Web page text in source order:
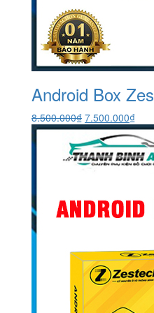
Android Box
8.500.000₫ Giá
gốc
là:
8.500.000₫.
7.500.000₫Giá
hiện
tại
là: